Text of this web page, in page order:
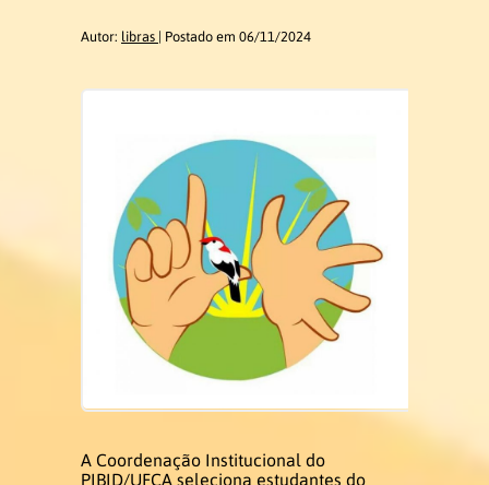
Ex – Docentes e Ex – Técnico
Administrativo
Acadêmica
Estrutura Curricular
Autor: libras Postado em 06/11/2024
A Coordenação Institucional do
PIBID/UFCA seleciona estudantes do